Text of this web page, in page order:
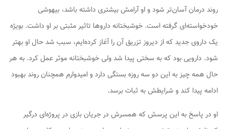
روند درمان آسان‌تر شود و او آرامش بیشتری داشته باشد، بیهوشی
خودخواسته‌ای گرفته است. خوشبختانه داروها تاثیر مثبتی بر او داشت. بویژه
یک داروی جدید که از دیروز تزریق آن را آغاز کرده‌ایم، سبب شد حال او بهتر
شود. دارویی بود که به سختی پیدا شد ولی خوشبختانه موثر عمل کرد. به هر
حال همه چیز به این دو سه روزه بستگی دارد و امیدوارم همچنان روند بهبود
ادامه پیدا کند و شرایطش به ثبات برسد.
او در پاسخ به این پرسش که همسرش در جریان بازی در پروژه‌ای درگیر